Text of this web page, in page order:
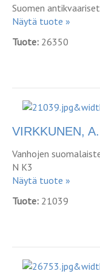
Suomen
Näytä tuote »
Tuote: 26350
VIRKKUNEN,
Vanhojen
N K3
Näytä tuote »
Tuote: 21039